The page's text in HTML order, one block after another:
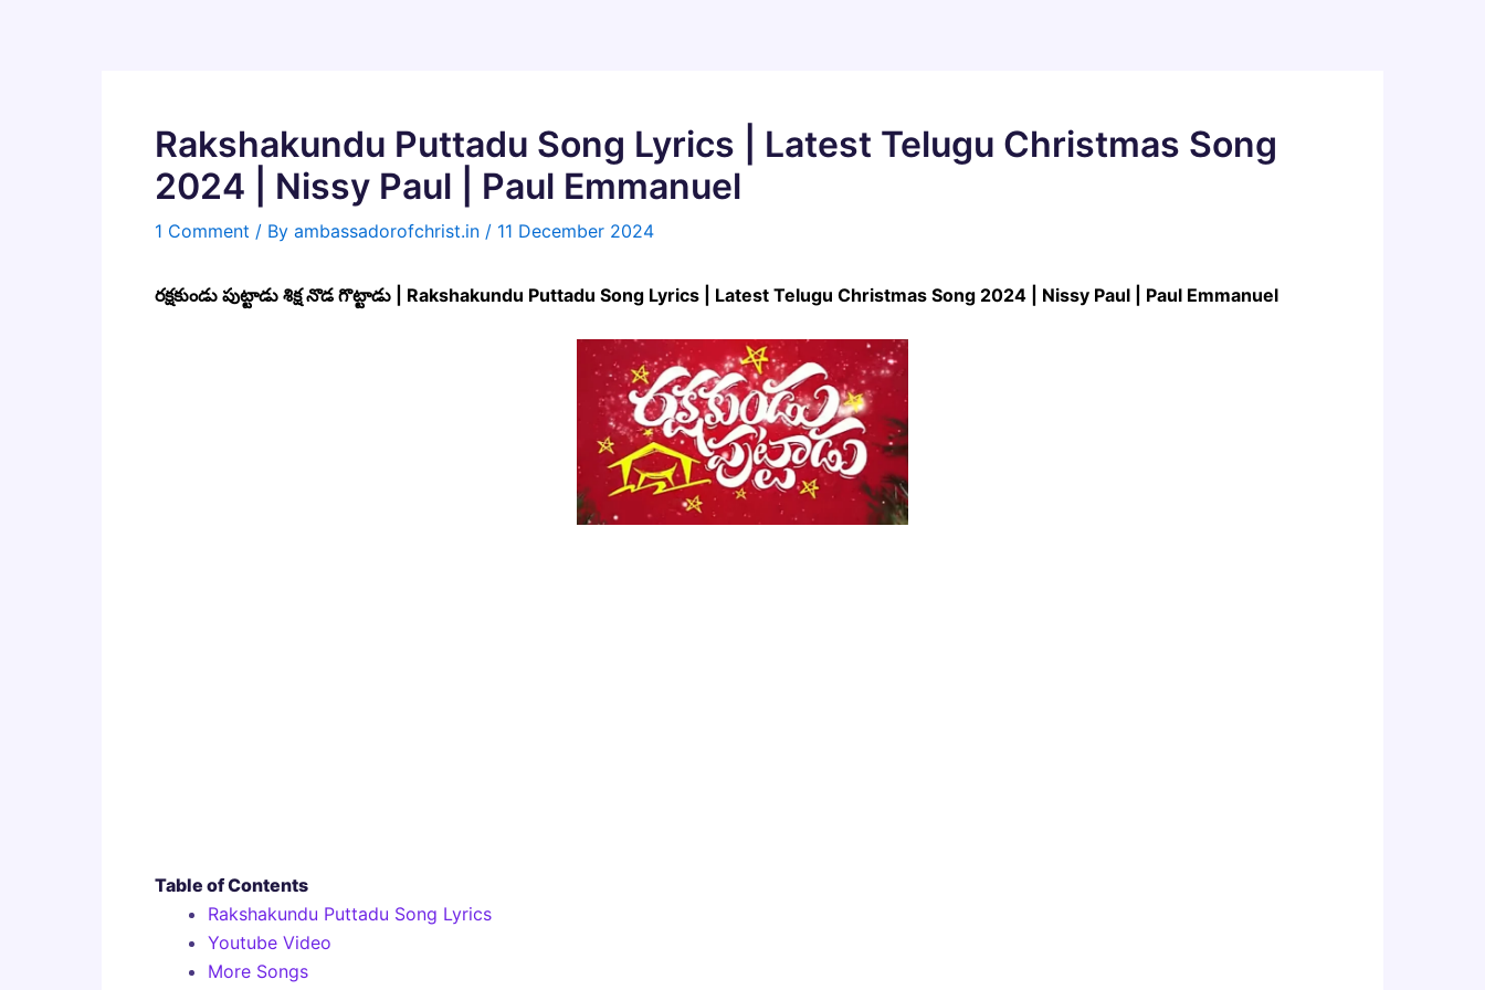
Rakshakundu Puttadu Song Lyrics | Latest Telugu Christmas Song
2024 | Nissy Paul | Paul Emmanuel
1 Comment / By ambassadorofchrist.in / 11 December 2024
రక్షకుండు పుట్టాడు శిక్ష నొడ గొట్టాడు | Rakshakundu Puttadu Song Lyrics | Latest Telugu Christmas Song 2024 | Nissy Paul | Paul Emmanuel
Table of Contents
Rakshakundu Puttadu Song Lyrics
Youtube Video
More Songs